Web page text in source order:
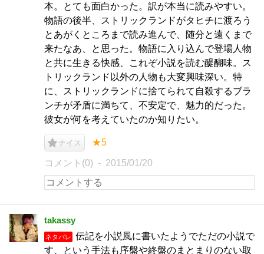
本。とても面白かった。訳が本当に読みやすい。
物語の後半、ストリックランドがタヒチに渡ろう
とあがくところまで読み進んで、随分と遠くまで
来たなあ、と思った。物語に入り込んで登場人物
と共に生きる快感、これぞ小説を読む醍醐味。ス
トリックランド以外の人物も大変興味深い。特
に、ストリックランドに捨てられて自殺するブラ
ンチが矛盾に満ちて、不安定で、魅力的だった。
彼女が何を考えていたのか知りたい。
ナイス ★5
コメント(0) 2015/01/20
takassy
ネタバレ
伝記を小説風に書いたようでただの小説で
す、という手法も序盤や終盤のまとまりのない取